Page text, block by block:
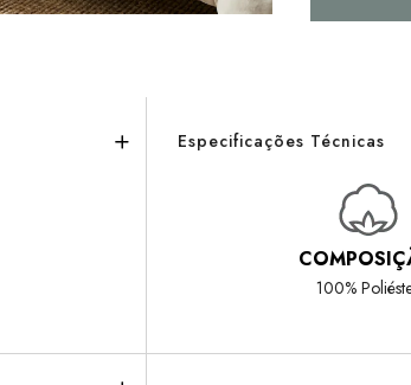
Especificações Técnicas
100%